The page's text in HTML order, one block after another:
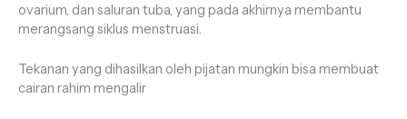
ovarium, dan saluran tuba, yang pada akhirnya membantu
merangsang siklus menstruasi.
Tekanan yang dihasilkan oleh pijatan mungkin bisa membuat
cairan rahim mengalir